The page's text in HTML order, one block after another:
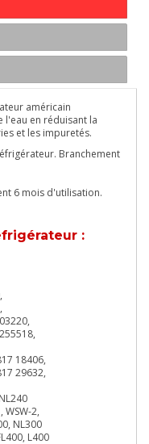
américain
en réduisant la
et les impuretés.
Branchement
6 mois d'utilisation.
:
18406,
29632,
WSW-2,
NL300
L400